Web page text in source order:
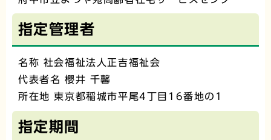
指定管理者
名称 社会福祉法人正吉福祉会
代表者名 櫻井 千馨
所在地 東京都稲城市平尾4丁目16番地の1
指定期間